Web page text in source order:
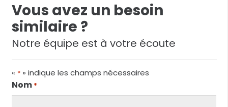
Vous avez un besoin
similaire ?
Notre équipe est à votre écoute
« *» indique les champs nécessaires
Nom *